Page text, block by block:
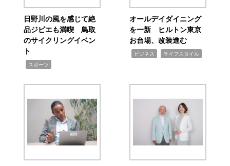
日野川の風を感じて絶
品ジビエも満喫 鳥取
のサイクリングイベン
ト
スポーツ
オールデイダイニング
を一新 ヒルトン東京
お台場、改装進む
ビジネス ライフスタイル